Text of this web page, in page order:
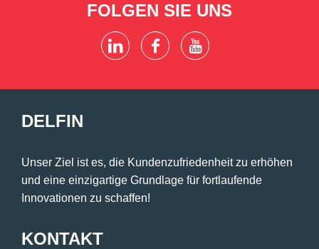
FOLGEN SIE UNS
DELFIN
Unser Ziel ist es, die Kundenzufriedenheit zu erhöhen
und eine einzigartige Grundlage für fortlaufende
Innovationen zu schaffen!
KONTAKT